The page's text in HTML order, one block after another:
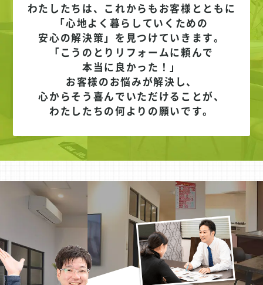
わたしたちは、これからもお客様とともに
「心地よく暮らしていくための
安心の解決策」を見つけていきます。
「こうのとりリフォームに頼んで
本当に良かった！」
お客様のお悩みが解決し、
心からそう喜んでいただけることが、
わたしたちの何よりの願いです。